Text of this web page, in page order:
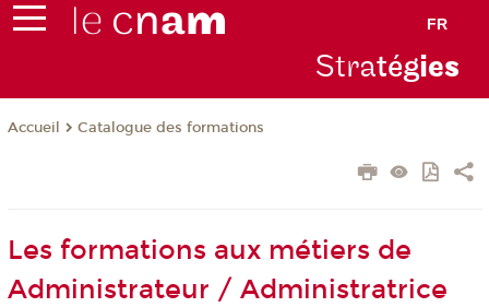
FR
Stratégies
Accueil Catalogue des formations
Les formations aux métiers de
Administrateur / Administratrice